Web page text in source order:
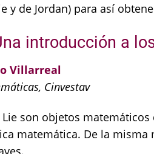
y de Jordan) para así
introducción a
Villarreal
Cinvestav
son objetos
matemática. De la